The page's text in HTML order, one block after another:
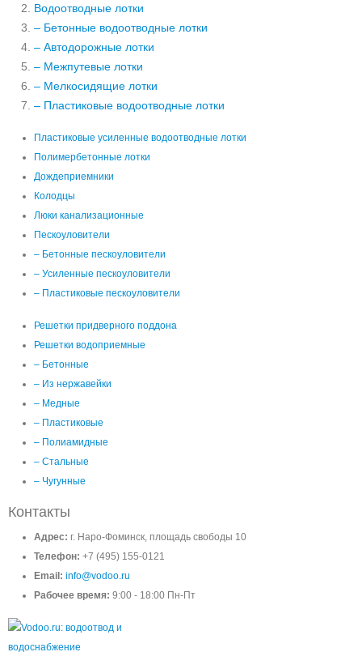
Водоотводные лотки
– Бетонные водоотводные лотки
– Автодорожные лотки
– Межпутевые лотки
– Мелкосидящие лотки
– Пластиковые водоотводные лотки
Пластиковые усиленные водоотводные лотки
Полимербетонные лотки
Дождеприемники
Колодцы
Люки канализационные
Пескоуловители
– Бетонные пескоуловители
– Усиленные пескоуловители
– Пластиковые пескоуловители
Решетки придверного поддона
Решетки водоприемные
– Бетонные
– Из нержавейки
– Медные
– Пластиковые
– Полиамидные
– Стальные
– Чугунные
Контакты
Адрес: г. Наро-Фоминск, площадь свободы 10
Телефон: +7 (495) 155-0121
Email: info@vodoo.ru
Рабочее время: 9:00 - 18:00 Пн-Пт